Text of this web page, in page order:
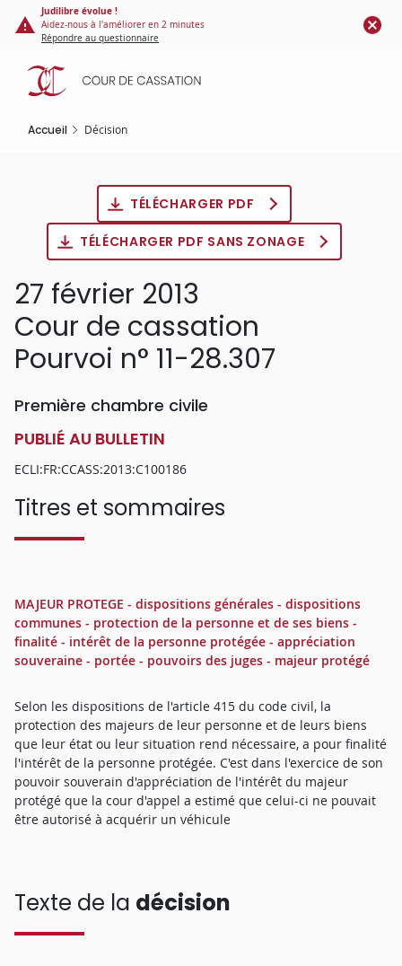
Panneau de gestion des cookies
contenu
principal
Judilibre évolue !
Aidez-nous à l'améliorer en 2 minutes
Répondre au questionnaire
Accueil Décision
TÉLÉCHARGER PDF
TÉLÉCHARGER PDF SANS ZONAGE
27 février 2013
Cour de cassation
Pourvoi n° 11-28.307
Première chambre civile
PUBLIÉ AU BULLETIN
ECLI:FR:CCASS:2013:C100186
Titres et sommaires
MAJEUR PROTEGE - dispositions générales - dispositions
communes - protection de la personne et de ses biens -
finalité - intérêt de la personne protégée - appréciation
souveraine - portée - pouvoirs des juges - majeur protégé
Selon les dispositions de l'article 415 du code civil, la
protection des majeurs de leur personne et de leurs biens
que leur état ou leur situation rend nécessaire, a pour finalité
l'intérêt de la personne protégée. C'est dans l'exercice de son
pouvoir souverain d'appréciation de l'intérêt du majeur
protégé que la cour d'appel a estimé que celui-ci ne pouvait
être autorisé à acquérir un véhicule
Texte de la décision